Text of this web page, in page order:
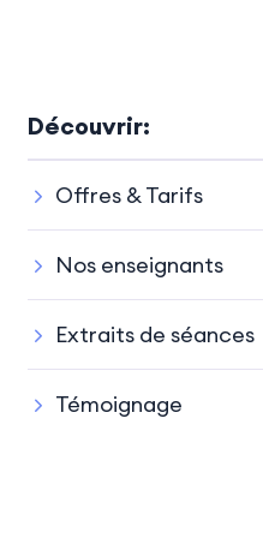
Découvrir:
Offres & Tarifs
Nos enseignants
Extraits de séances
Témoignage